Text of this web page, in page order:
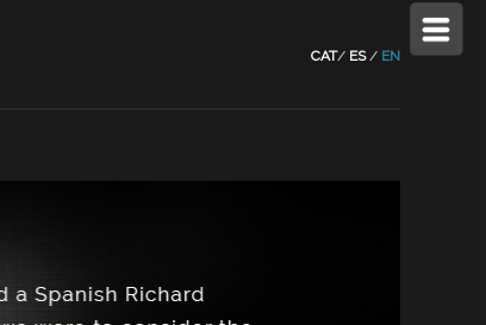
CAT/ ES/ EN